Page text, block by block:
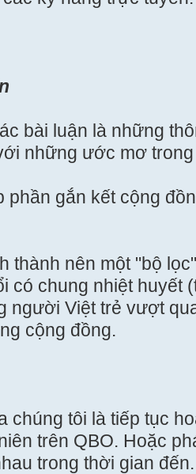
bài luận là những
những ước mơ
phần gắn kết cộng
thành nên một "bộ
có chung nhiệt huyết
người Việt trẻ vượt
cộng đồng.
chúng tôi là tiếp tục
trên QBO. Hoặc
trong thời gian đến.